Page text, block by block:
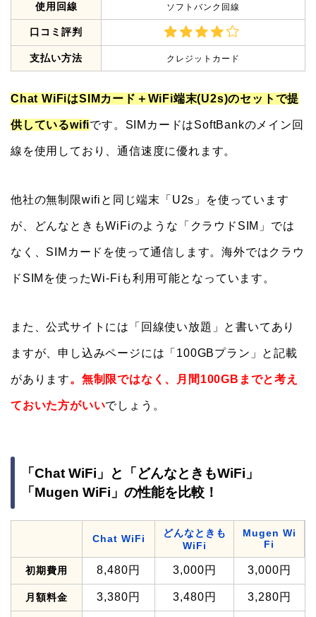
使用回線 ソフトバンク回線
口コミ評判
支払い方法 クレジットカード
Chat WiFiはSIMカード＋WiFi端末(U2s)のセットで提
供しているwifiです。SIMカードはSoftBankのメイン回
線を使用しており、通信速度に優れます。
他社の無制限wifiと同じ端末「U2s」を使っています
が、どんなときもWiFiのような「クラウドSIM」では
なく、SIMカードを使って通信します。海外ではクラウ
ドSIMを使ったWi-Fiも利用可能となっています。
また、公式サイトには「回線使い放題」と書いてあり
ますが、申し込みページには「100GBプラン」と記載
があります。無制限ではなく、月間100GBまでと考え
ておいた方がいいでしょう。
「Chat WiFi」と「どんなときもWiFi」
「Mugen WiFi」の性能を比較！
Chat WiFi
どんなときも
WiFi
Mugen Wi
Fi
初期費用 8,480円 3,000円 3,000円
月額料金 3,380円 3,480円 3,280円